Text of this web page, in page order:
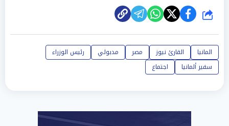
شارك
المانيا القارئ نيوز مصر مدبولي
رئيس الوزراء
سفير ألمانيا
اجتماع